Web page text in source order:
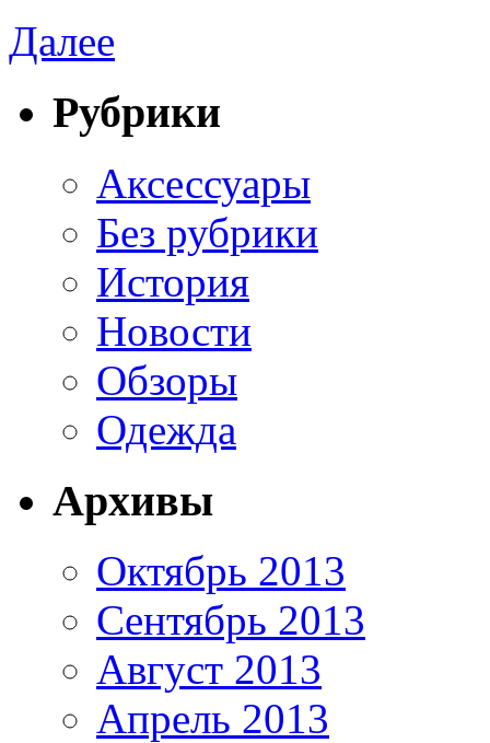
Далее
Рубрики
Аксессуары
Без рубрики
История
Новости
Обзоры
Одежда
Архивы
Октябрь 2013
Сентябрь 2013
Август 2013
Апрель 2013